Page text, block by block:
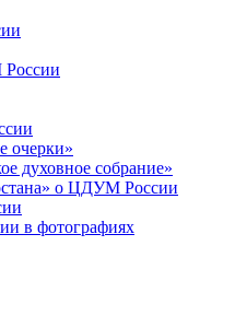
очерки»
духовное собрание»
о ЦДУМ России
в фотографиях